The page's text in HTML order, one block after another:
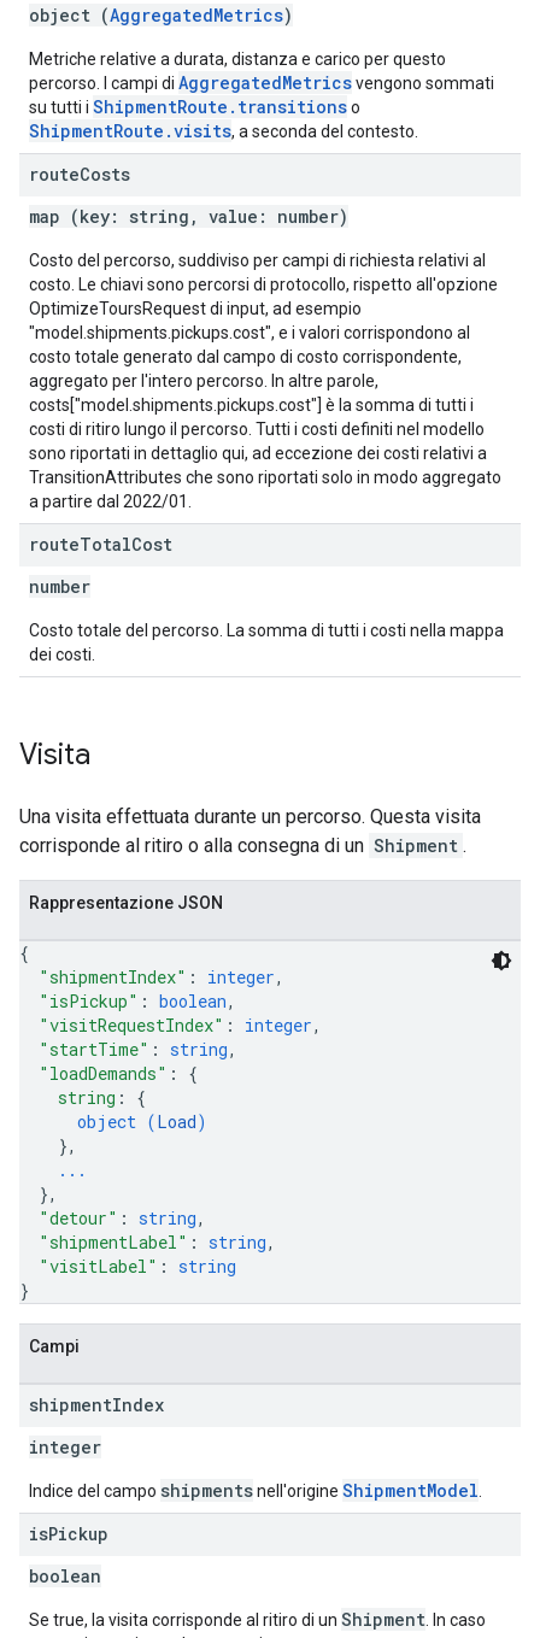
object (AggregatedMetrics)
Metriche relative a durata, distanza e carico per questo
percorso. I campi di AggregatedMetricsvengono sommati
su tutti i ShipmentRoute.transitionso
ShipmentRoute.visits, a seconda del contesto.
routeCosts
map (key: string, value: number)
Costo del percorso, suddiviso per campi di richiesta relativi al
costo. Le chiavi sono percorsi di protocollo, rispetto all'opzione
OptimizeToursRequest di input, ad esempio
"model.shipments.pickups.cost", e i valori corrispondono al
costo totale generato dal campo di costo corrispondente,
aggregato per l'intero percorso. In altre parole,
costs["model.shipments.pickups.cost"] è la somma di tutti i
costi di ritiro lungo il percorso. Tutti i costi definiti nel modello
sono riportati in dettaglio qui, ad eccezione dei costi relativi a
TransitionAttributes che sono riportati solo in modo aggregato
a partire dal 2022/01.
routeTotalCost
number
Costo totale del percorso. La somma di tutti i costi nella mappa
dei costi.
Visita
Una visita effettuata durante un percorso. Questa visita
corrisponde al ritiro o alla consegna di un Shipment .
Rappresentazione JSON
{
"shipmentIndex" : integer,
"isPickup" : boolean,
"visitRequestIndex" : integer,
"startTime" : string,
"loadDemands" : {
string : {
object (Load)
},
...
},
"detour" : string,
"shipmentLabel" : string,
"visitLabel" : string
}
Campi
shipmentIndex
integer
Indice del campo shipmentsnell'origine ShipmentModel
isPickup
boolean
Se true, la visita corrisponde al ritiro di un Shipment . In caso